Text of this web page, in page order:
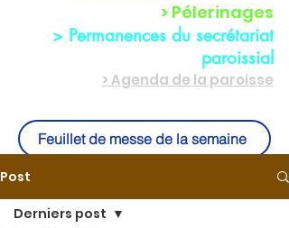
> Pélerinages
> Permanences du secrétariat
paroissial
> Agenda de la paroisse
Feuillet de messe de la semaine
Post
Derniers post